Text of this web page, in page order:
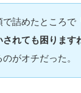
で詰めたところで
されても困ります
のがオチだった。